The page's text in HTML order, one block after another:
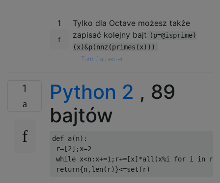
1
Tylko dla Octave możesz także
zapisać kolejny bajt (p=@isprime)
(x)&p(nnz(primes(x)))
Tom Carpenter
1 Python 2 , 89
bajtów
def a(n):
r=[2]; x=2
while x<n : x+=1 ; r+=[x]*all (x%i for i in r
return{n , len ( r)}<=set ( r)